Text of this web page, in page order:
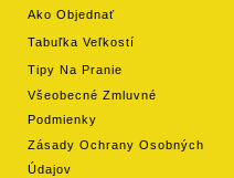
Ako Objednať
Tabuľka Veľkostí
Tipy Na Pranie
Všeobecné Zmluvné
Podmienky
Zásady Ochrany Osobných
Údajov